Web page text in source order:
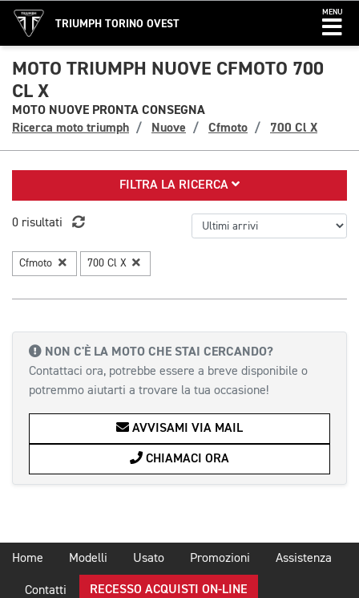
TRIUMPH TORINO OVEST
MENU
MOTO TRIUMPH NUOVE CFMOTO 700
CL X
MOTO NUOVE PRONTA CONSEGNA
Ricerca moto triumph
Nuove Cfmoto 700 Cl X
FILTRA LA RICERCA
0 risultati
Cfmoto 700 Cl X
NON C'È LA MOTO CHE STAI CERCANDO?
Contattaci ora, potrebbe essere a breve disponibile o
potremmo aiutarti a trovare la tua occasione!
AVVISAMI VIA MAIL
CHIAMACI ORA
Home Modelli Usato Promozioni Assistenza
Contatti RECESSO ACQUISTI ON-LINE